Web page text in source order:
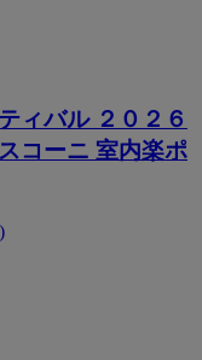
ィバル ２０２６
コーニ 室内楽ポ